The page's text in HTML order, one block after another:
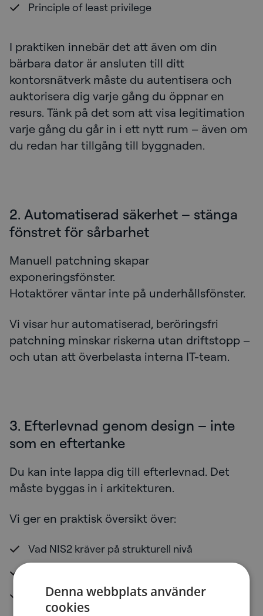
Principle of least privilege
I praktiken innebär det att även om din
bärbara dator är ansluten till ditt
kontorsnätverk måste du autentisera och
auktorisera dig varje gång du öppnar en
resurs. Tänk på det som att visa legitimation
varje gång du går in i ett nytt rum – även om
du redan har tillgång till byggnaden.
2. Automatiserad säkerhet – stänga
fönstret för sårbarhet
Manuell patchning skapar
exponeringsfönster.
Hotaktörer väntar inte på underhållsfönster.
Vi visar hur automatiserad, beröringsfri
patchning minskar riskerna utan driftstopp –
och utan att överbelasta interna IT-team.
3. Efterlevnad genom design – inte
som en eftertanke
Du kan inte lappa dig till efterlevnad. Det
måste byggas in i arkitekturen.
Vi ger en praktisk översikt över:
Vad NIS2 kräver på strukturell nivå
Inbyggd rapportering och dokumentation
Denna webbplats använder
cookies